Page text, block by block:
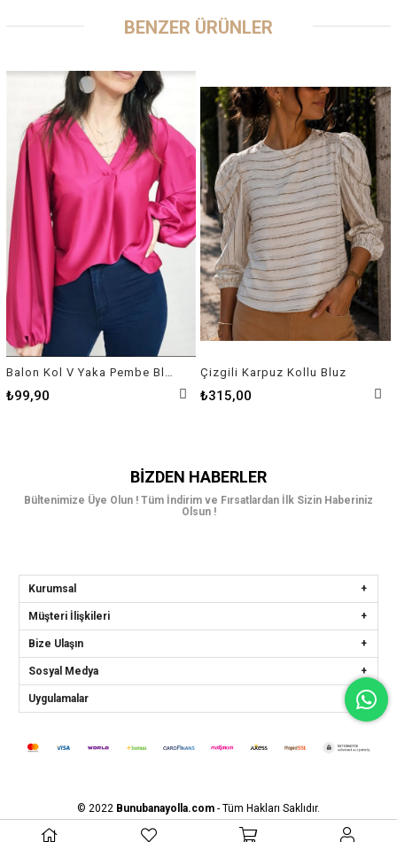
BENZER ÜRÜNLER
₺99,90
Çizgili Karpuz Kollu Bluz
₺315,00
BIZDEN HABERLER
Bültenimize Üye Olun ! Tüm İndirim ve Fırsatlardan İlk Sizin Haberiniz
Olsun !
Kurumsal
Müşteri İlişkileri
Bize Ulaşın
Sosyal Medya
Uygulamalar
© 2022 Bunubanayolla.com- Tüm Hakları Saklıdır.